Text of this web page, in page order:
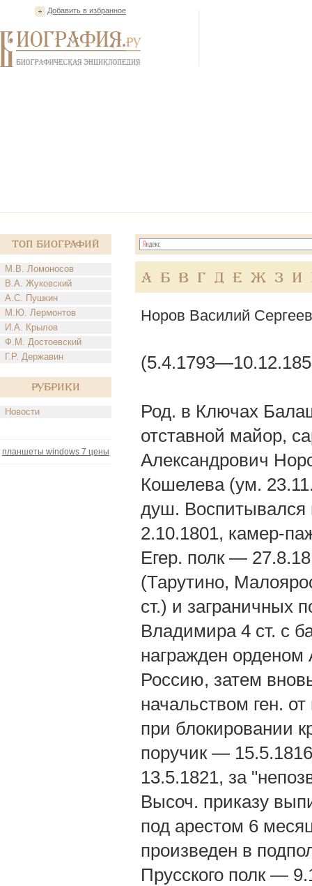
Добавить в избранное
Топ Биографий
М.В. Ломоносов
В.А. Жуковский
А.С. Пушкин
М.Ю. Лермонтов
И.А. Крылов
Ф.М. Достоевский
Г.Р. Державин
Рубрики
Новости
планшеты windows 7 цены
А Б В Г Д Е Ж З И
Норов Василий
Род. в Ключах
отставной майор,
Александрович
Кошелева (ум.
душ. Воспитывался
2.10.1801, камер-
Егер. полк —
(Тарутино,
ст.) и заграничных
Владимира 4 ст. с
награжден орденом
Россию, затем
начальством ген.
при блокировании
поручик —
13.5.1821, за
Высоч. приказу
под арестом 6
произведен в
Прусского полк —